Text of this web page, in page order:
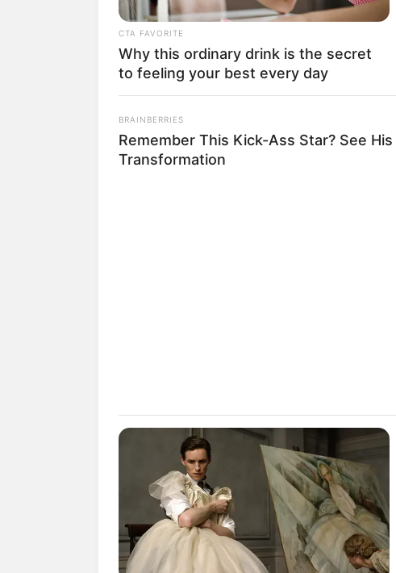
Tanggal Lahir:
1996
Tempat Lahir:
Rizky Nazar adalah seorang aktor, model,
Karier
Rizky Nazar bukanlah sosok baru di jagat
sudah membintangi banyak sinetron, FTV,
Ia memulai debutnya di tahun 2012 lewat
Series. Meski baru debut, ia langsung
bernama Alex.
CTA FAVORITE
Why this ordinary drink is the secret
to feeling your best every day
BRAINBERRIES
Remember This Kick-Ass Star? See
Transformation